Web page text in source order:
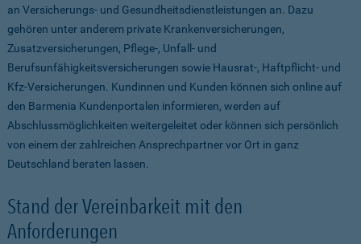
an Versicherungs- und Gesundheitsdienstleistungen an. Dazu
gehören unter anderem private Krankenversicherungen,
Zusatzversicherungen, Pflege-, Unfall- und
Berufsunfähigkeitsversicherungen sowie Hausrat-, Haftpflicht- und
Kfz-Versicherungen. Kundinnen und Kunden können sich online auf
den Barmenia Kundenportalen informieren, werden auf
Abschlussmöglichkeiten weitergeleitet oder können sich persönlich
von einem der zahlreichen Ansprechpartner vor Ort in ganz
Deutschland beraten lassen.
Stand der Vereinbarkeit mit den
Anforderungen